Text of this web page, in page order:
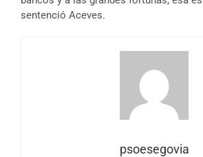
sentenció Aceves.
psoesegovia